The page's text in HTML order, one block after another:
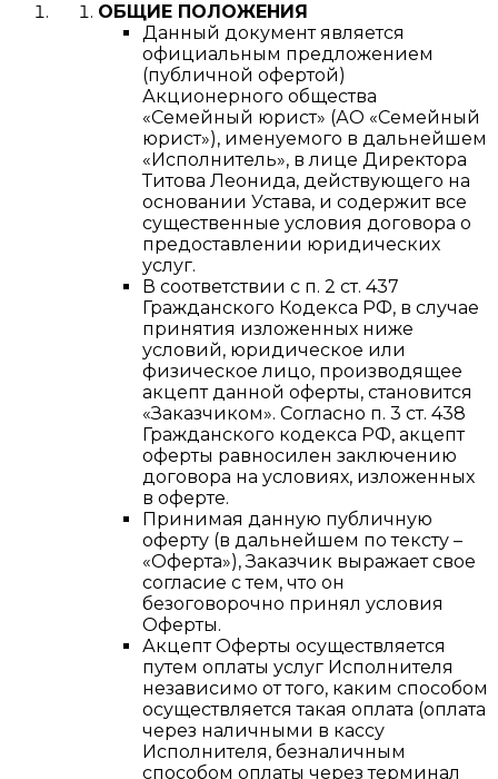
ОБЩИЕ ПОЛОЖЕНИЯ
Данный документ является
официальным предложением
(публичной офертой)
Акционерного общества
«Семейный юрист» (АО «Семейный
юрист»), именуемого в дальнейшем
«Исполнитель», в лице Директора
Титова Леонида, действующего на
основании Устава, и содержит все
существенные условия договора о
предоставлении юридических
услуг.
В соответствии с п. 2 ст. 437
Гражданского Кодекса РФ, в случае
принятия изложенных ниже
условий, юридическое или
физическое лицо, производящее
акцепт данной оферты, становится
«Заказчиком». Согласно п. 3 ст. 438
Гражданского кодекса РФ, акцепт
оферты равносилен заключению
договора на условиях, изложенных
в оферте.
Принимая данную публичную
оферту (в дальнейшем по тексту –
«Оферта»), Заказчик выражает свое
согласие с тем, что он
безоговорочно принял условия
Оферты.
Акцепт Оферты осуществляется
путем оплаты услуг Исполнителя
независимо от того, каким способом
осуществляется такая оплата (оплата
через наличными в кассу
Исполнителя, безналичным
способом оплаты через терминал